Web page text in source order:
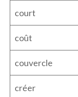
court
coût
couvercle
créer